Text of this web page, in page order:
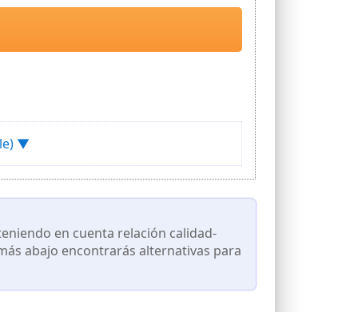
▼
en cuenta relación calidad-
abajo encontrarás alternativas para